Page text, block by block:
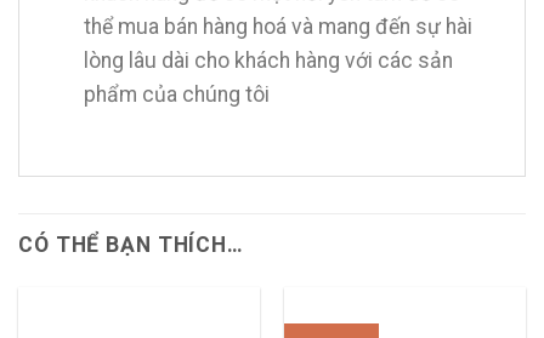
thể mua bán hàng hoá và mang đến sự hài
lòng lâu dài cho khách hàng với các sản
phẩm của chúng tôi
CÓ THỂ BẠN THÍCH…